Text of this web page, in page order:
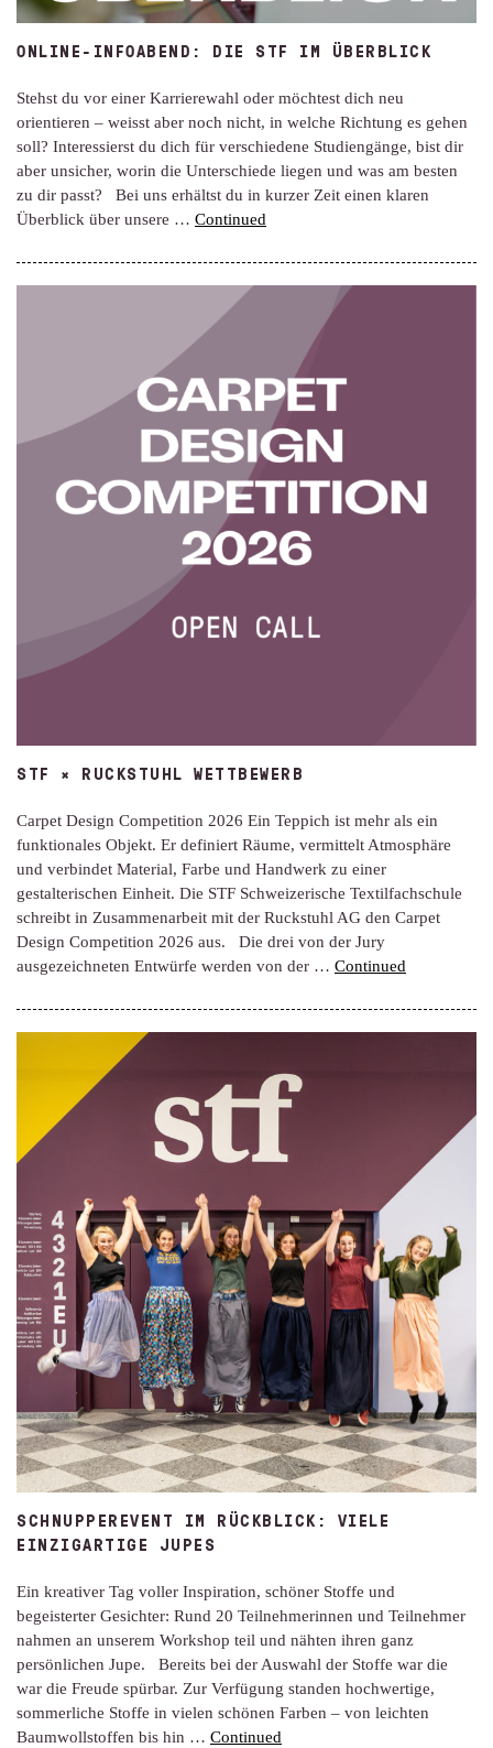
ONLINE-INFOABEND: DIE STF IM ÜBERBLICK
Stehst du vor einer Karrierewahl oder möchtest dich neu
orientieren – weisst aber noch nicht, in welche Richtung es gehen
soll? Interessierst du dich für verschiedene Studiengänge, bist dir
aber unsicher, worin die Unterschiede liegen und was am besten
zu dir passt? Bei uns erhältst du in kurzer Zeit einen klaren
Überblick über unsere … Continued
STF × RUCKSTUHL WETTBEWERB
Carpet Design Competition 2026 Ein Teppich ist mehr als ein
funktionales Objekt. Er definiert Räume, vermittelt Atmosphäre
und verbindet Material, Farbe und Handwerk zu einer
gestalterischen Einheit. Die STF Schweizerische Textilfachschule
schreibt in Zusammenarbeit mit der Ruckstuhl AG den Carpet
Design Competition 2026 aus. Die drei von der Jury
ausgezeichneten Entwürfe werden von der … Continued
SCHNUPPEREVENT IM RÜCKBLICK: VIELE
EINZIGARTIGE JUPES
Ein kreativer Tag voller Inspiration, schöner Stoffe und
begeisterter Gesichter: Rund 20 Teilnehmerinnen und Teilnehmer
nahmen an unserem Workshop teil und nähten ihren ganz
persönlichen Jupe. Bereits bei der Auswahl der Stoffe war die
war die Freude spürbar. Zur Verfügung standen hochwertige,
sommerliche Stoffe in vielen schönen Farben – von leichten
Baumwollstoffen bis hin … Continued